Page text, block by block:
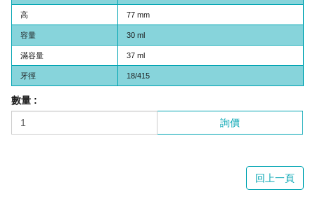
高 77 mm
容量 30 ml
滿容量 37 ml
牙徑 18/415
數量 :
詢價
回上一頁